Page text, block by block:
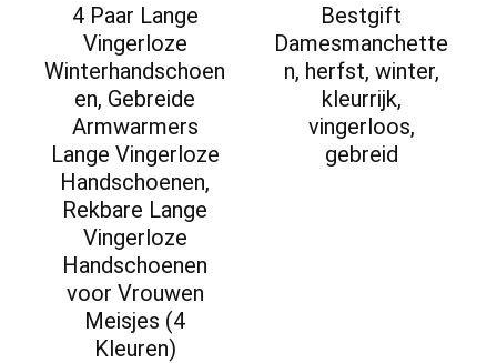
4 Paar Lange
Vingerloze
Winterhandschoen
en, Gebreide
Armwarmers
Lange Vingerloze
Handschoenen,
Rekbare Lange
Vingerloze
Handschoenen
voor Vrouwen
Meisjes (4
Kleuren)
Bestgift
Damesmanchette
n, herfst, winter,
kleurrijk,
vingerloos,
gebreid